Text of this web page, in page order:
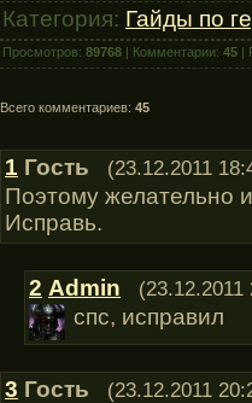
Категория: Гайды по
Просмотров: 89768 | Комментарии: 45 |
Всего комментариев: 45
1 Гость (23.12.2011
Поэтому желательно
Исправь.
2 Admin (23.12.2011
спс, исправил
3 Гость (23.12.2011